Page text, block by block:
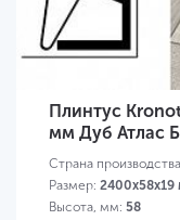
Плинтус
мм Дуб Атлас
Страна
Размер:
Высота, мм: 58